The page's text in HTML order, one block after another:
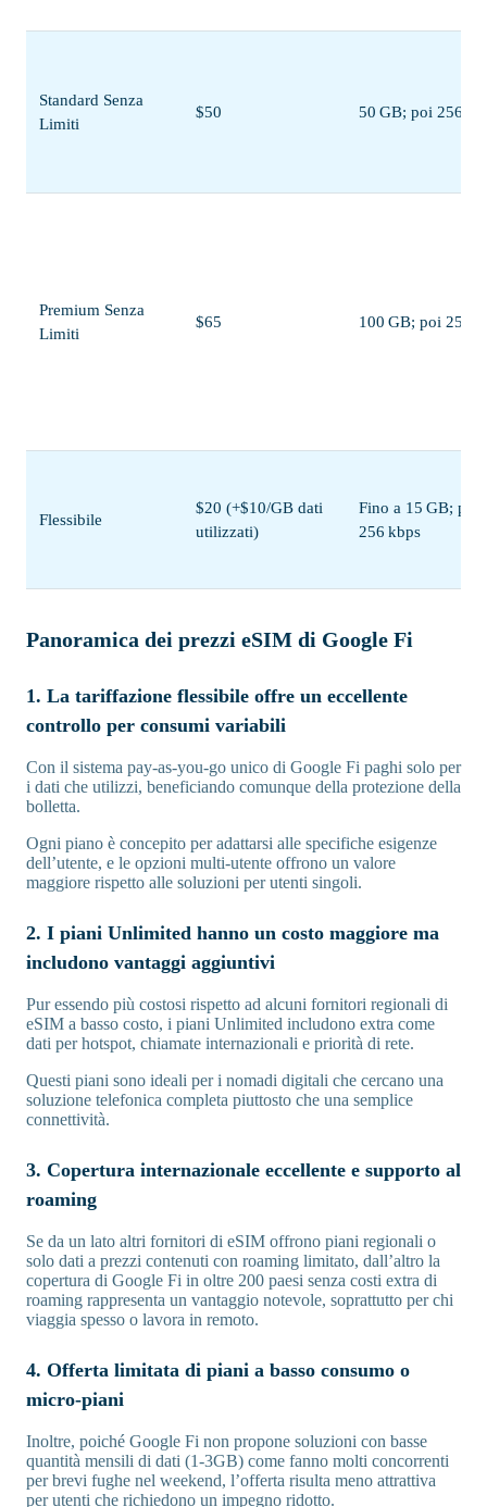
Standard Senza
Limiti
$50 50 GB; poi 256
Premium Senza
Limiti
$65 100 GB; poi 256
Flessibile
$20 (+$10/GB dati
utilizzati)
Fino a 15 GB; poi
256 kbps
Panoramica dei prezzi eSIM di Google Fi
1. La tariffazione flessibile offre un eccellente
controllo per consumi variabili
Con il sistema pay-as-you-go unico di Google Fi paghi solo per
i dati che utilizzi, beneficiando comunque della protezione della
bolletta.
Ogni piano è concepito per adattarsi alle specifiche esigenze
dell’utente, e le opzioni multi-utente offrono un valore
maggiore rispetto alle soluzioni per utenti singoli.
2. I piani Unlimited hanno un costo maggiore ma
includono vantaggi aggiuntivi
Pur essendo più costosi rispetto ad alcuni fornitori regionali di
eSIM a basso costo, i piani Unlimited includono extra come
dati per hotspot, chiamate internazionali e priorità di rete.
Questi piani sono ideali per i nomadi digitali che cercano una
soluzione telefonica completa piuttosto che una semplice
connettività.
3. Copertura internazionale eccellente e supporto al
roaming
Se da un lato altri fornitori di eSIM offrono piani regionali o
solo dati a prezzi contenuti con roaming limitato, dall’altro la
copertura di Google Fi in oltre 200 paesi senza costi extra di
roaming rappresenta un vantaggio notevole, soprattutto per chi
viaggia spesso o lavora in remoto.
4. Offerta limitata di piani a basso consumo o
micro-piani
Inoltre, poiché Google Fi non propone soluzioni con basse
quantità mensili di dati (1-3GB) come fanno molti concorrenti
per brevi fughe nel weekend, l’offerta risulta meno attrattiva
per utenti che richiedono un impegno ridotto.